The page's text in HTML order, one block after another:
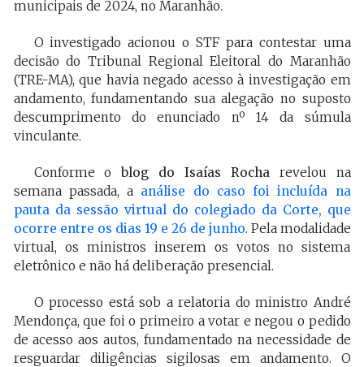
municipais de 2024, no Maranhão.
O investigado acionou o STF para contestar uma
decisão do Tribunal Regional Eleitoral do Maranhão
(TRE-MA), que havia negado acesso à investigação em
andamento, fundamentando sua alegação no suposto
descumprimento do enunciado nº 14 da súmula
vinculante.
Conforme oblog do Isaías Rocha revelou na
semana passada, a análise do caso foi incluída na
pauta da sessão virtual do colegiado da Corte, que
ocorre entre os dias 19 e 26 de junho. Pela modalidade
virtual, os ministros inserem os votos no sistema
eletrônico e não há deliberação presencial.
O processo está sob a relatoria do ministro André
Mendonça, que foi o primeiro a votar e negou o pedido
de acesso aos autos, fundamentado na necessidade de
resguardar diligências sigilosas em andamento. O